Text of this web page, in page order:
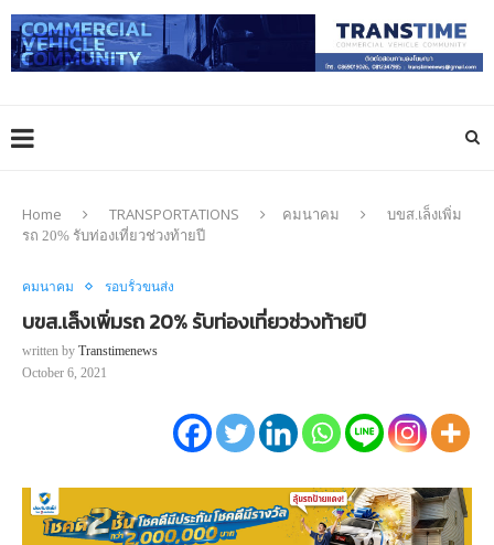
Home TRANSPORTATIONS คมนาคม
บขส.เล็งเพิ่ม
รถ 20% รับท่องเที่ยวช่วงท้ายปี
คมนาคม รอบรั้วขนส่ง
บขส.เล็งเพิ่มรถ 20% รับท่องเที่ยวช่วงท้ายปี
written by Transtimenews
October 6, 2021